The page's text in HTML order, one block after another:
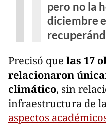
pero no la
diciembre
Precisó que las 17
relacionaron
climático, sin
infraestructura de
aspectos